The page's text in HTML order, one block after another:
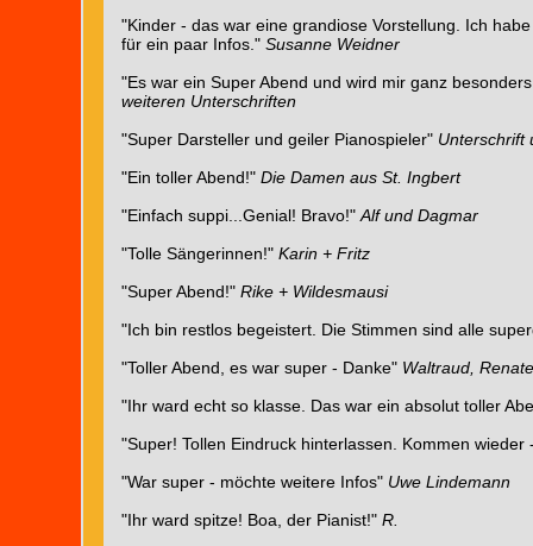
"Kinder - das war eine grandiose Vorstellung. Ich
für ein paar Infos." Susanne Weidner
"Es war ein Super Abend und wird mir ganz
weiteren Unterschriften
"Super Darsteller und geiler Pianospieler" Unterschrift
"Ein toller Abend!" Die Damen aus St. Ingbert
"Einfach suppi...Genial! Bravo!" Alf und Dagmar
"Tolle Sängerinnen!" Karin + Fritz
"Super Abend!" Rike + Wildesmausi
"Ich bin restlos begeistert. Die Stimmen sind alle
"Toller Abend, es war super - Danke" Waltraud,
"Ihr ward echt so klasse. Das war ein absolut toller
"Super! Tollen Eindruck hinterlassen. Kommen
"War super - möchte weitere Infos" Uwe Lindemann
"Ihr ward spitze! Boa, der Pianist!" R.